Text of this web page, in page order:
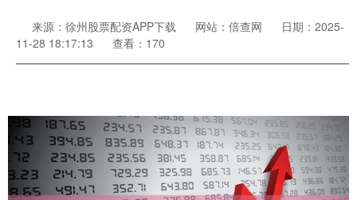
来源：徐州股票配资APP下载 网站：倍查网
日期：2025-
11-28 18:17:13
查看：170